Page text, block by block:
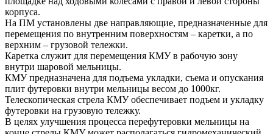
корпуса.
На ПМ установлены две направляющие, предназначенные для
перемещения по внутренним поверхностям – каретки, а по
верхним – грузовой тележки.
Каретка служит для перемещения КМУ в рабочую зону
внутри шаровой мельницы.
КМУ предназначена для подъема укладки, съема и опускания
плит футеровки внутри мельницы весом до 1000кг.
Телескопическая стрела КМУ обеспечивает подъем и укладку
футеровки на грузовую тележку.
В целях улучшения процесса перефутеровки мельницы на